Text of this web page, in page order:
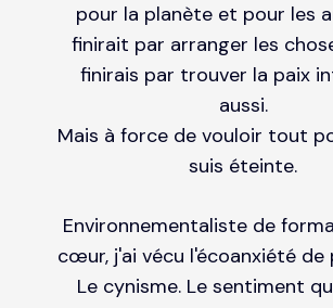
pour la planète et pour les
finirait par arranger les
finirais par trouver la paix
aussi.
Mais à force de vouloir tout
suis éteinte.
Environnementaliste de
cœur, j'ai vécu l'écoanxiété de
Le cynisme. Le sentiment